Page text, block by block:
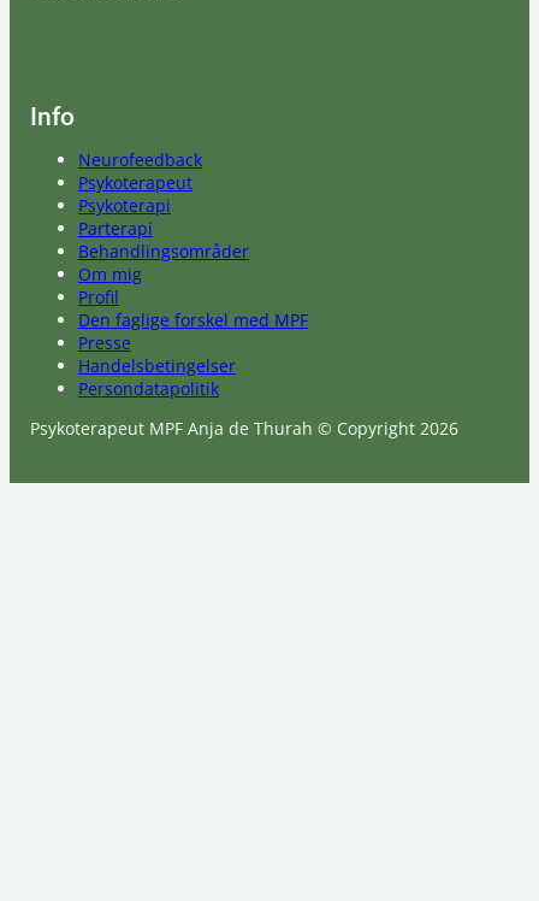
Info
Neurofeedback
Psykoterapeut
Psykoterapi
Parterapi
Behandlingsområder
Om mig
Profil
Den faglige forskel med MPF
Presse
Handelsbetingelser
Persondatapolitik
Psykoterapeut MPF Anja de Thurah © Copyright 2026